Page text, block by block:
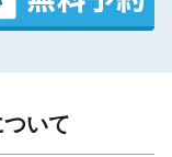
いて